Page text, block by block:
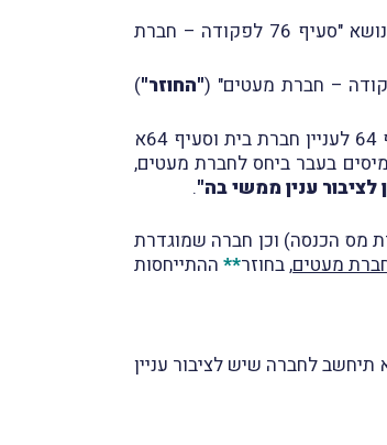
להערות של חוזר מס הכנסה מס' 8/2025 בנושא "סעיף 76 לפקודה – חברת
"החוזר"
)
בנושא "הוראות סעיף 64 לעניין חברת בית וסעיף 64א
רשות המיסים בעבר ביחס לחברת מעטים,
ענין ממשי בה".
9(2) לפקודת מס הכנסה) וכן חברה שמוגדרת
מעטים, בחוזר**ההתייחסות
תיחשב לחברה שיש לציבור עניין